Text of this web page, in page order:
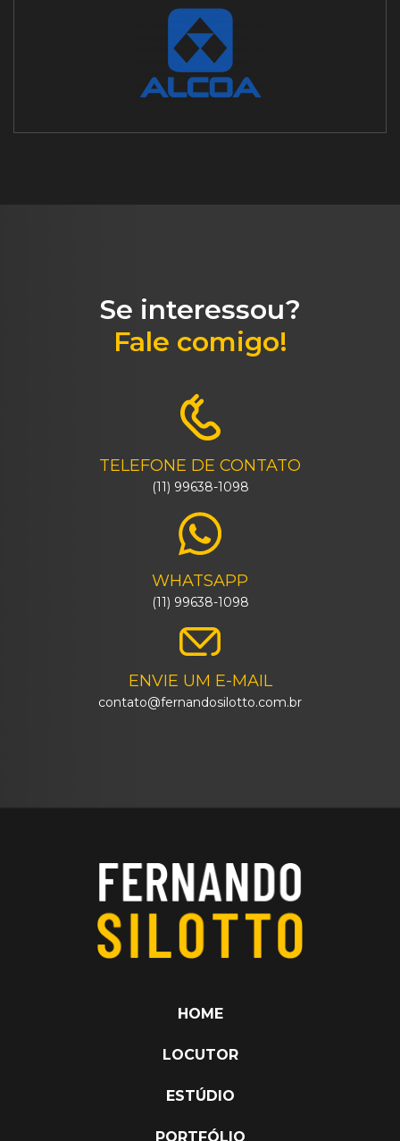
Se interessou?
Fale comigo!
TELEFONE DE CONTATO
(11) 99638-1098
WHATSAPP
(11) 99638-1098
ENVIE UM E-MAIL
contato@fernandosilotto.com.br
HOME
LOCUTOR
ESTÚDIO
PORTFÓLIO